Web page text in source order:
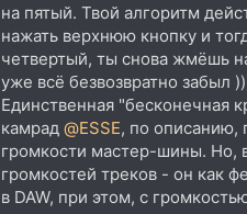
на пятый. Твой алгоритм
нажать верхнюю кнопку и
четвертый, ты снова жмёшь
уже всё безвозвратно забыл
Единственная "бесконечная
камрад @ESSE, по описанию,
громкости мастер-шины. Но,
громкостей треков - он как
в DAW, при этом, с